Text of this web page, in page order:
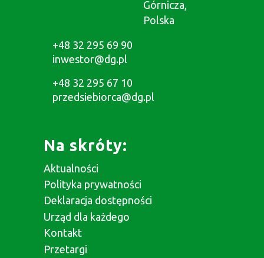
Górnicza,
Polska
+48 32 295 69 90
inwestor@dg.pl
+48 32 295 67 10
przedsiebiorca@dg.pl
Na skróty:
Aktualności
Polityka prywatności
Deklaracja dostępności
Urząd dla każdego
Kontakt
Przetargi